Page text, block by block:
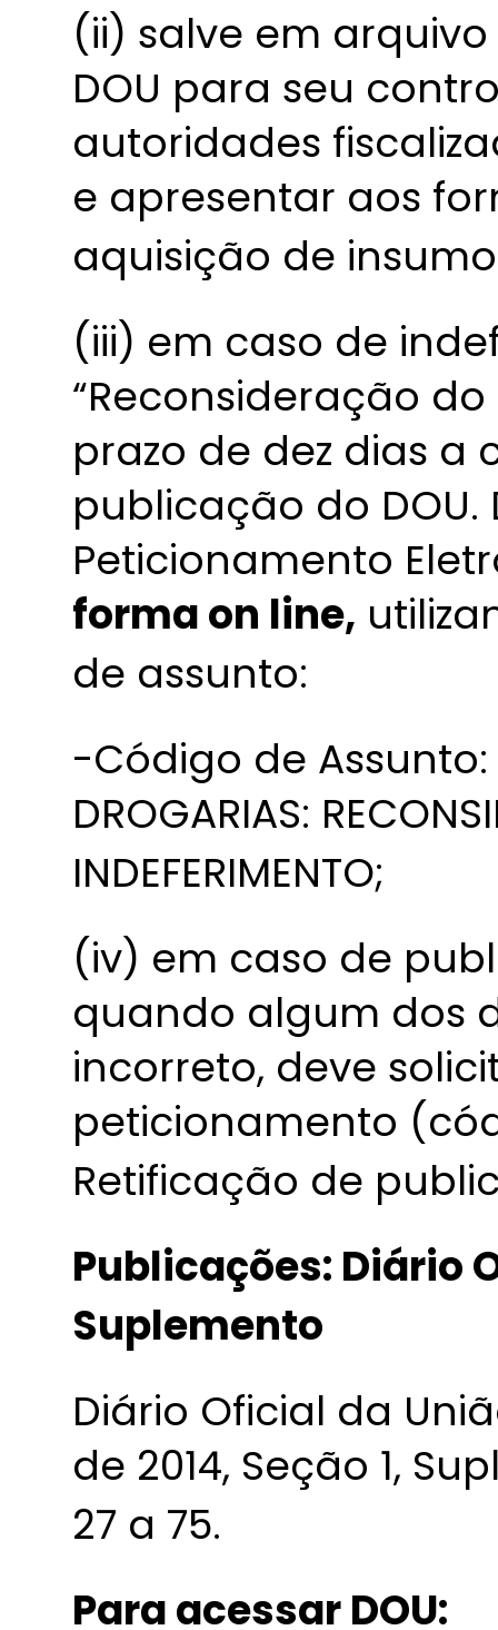
(ii) salve em
DOU para seu
autoridades
e apresentar aos
aquisição de
(iii) em caso de
“Reconsideração
prazo de dez dias
publicação do
Peticionamento
forma on line,
de assunto:
-Código de Assunto:
DROGARIAS:
INDEFERIMENTO;
(iv) em caso de
quando algum dos
incorreto, deve
peticionamento
Retificação de
Publicações: Diário
Suplemento
Diário Oficial da
de 2014, Seção 1,
27 a 75.
Para acessar DOU: